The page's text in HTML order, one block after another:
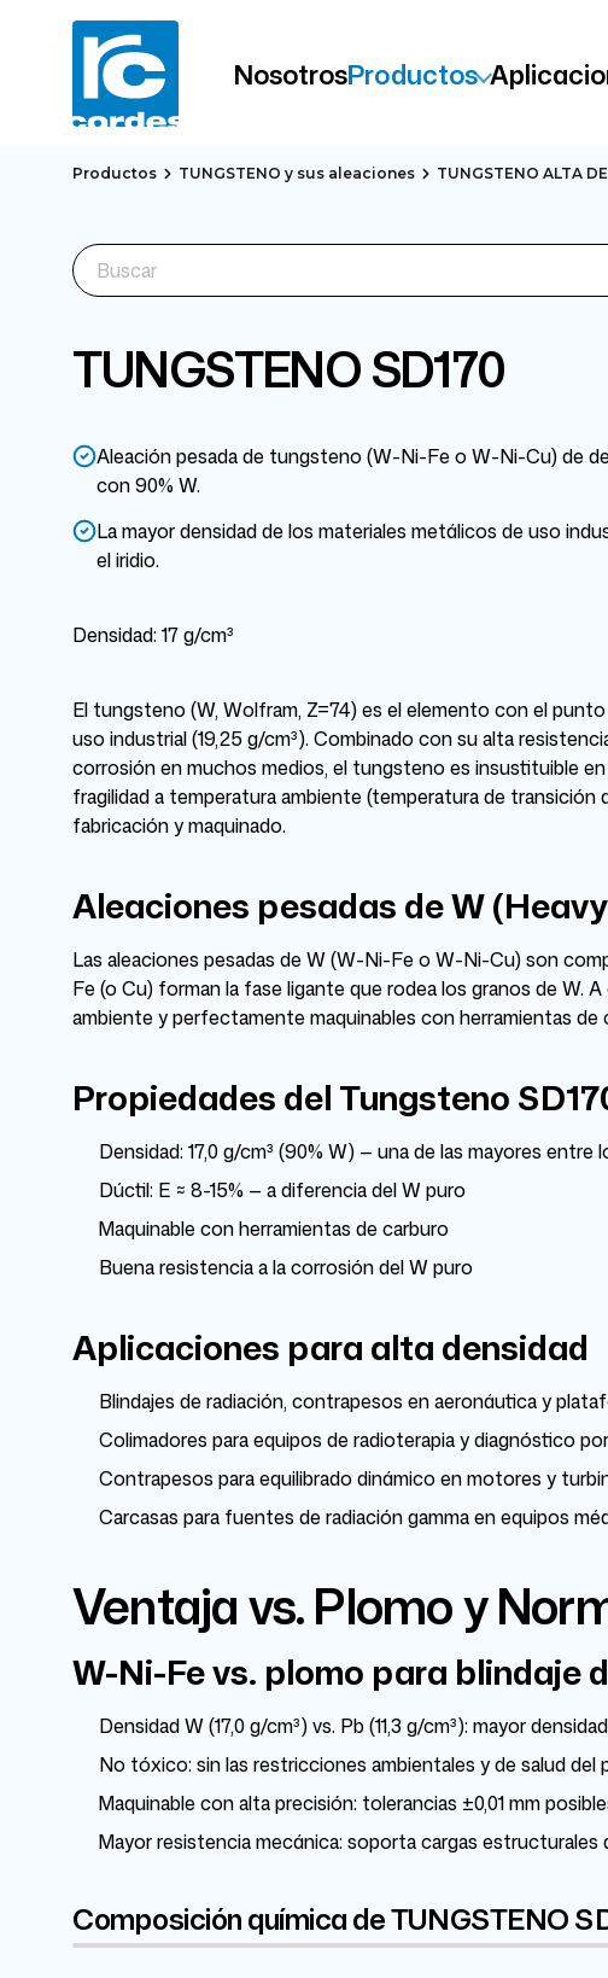
NosotrosProductos
Productos TUNGSTENO y sus aleaciones TUNGSTENO ALTA
TUNGSTENO SD170
Aleación pesada de tungsteno (W-Ni-Fe o W-Ni-Cu) de
con 90% W.
La mayor densidad de los materiales metálicos de uso
el iridio.
Densidad: 17 g/cm³
El tungsteno (W, Wolfram, Z=74) es el elemento con el
uso industrial (19,25 g/cm³). Combinado con su alta
corrosión en muchos medios, el tungsteno es insustituible
fragilidad a temperatura ambiente (temperatura de
fabricación y maquinado.
Aleaciones pesadas de W
Las aleaciones pesadas de W (W-Ni-Fe o W-Ni-Cu) son
Fe (o Cu) forman la fase ligante que rodea los granos de W.
ambiente y perfectamente maquinables con herramientas de
Propiedades del Tungsteno
Densidad: 17,0 g/cm³ (90% W) — una de las mayores entre
Dúctil: E ≈ 8-15% — a diferencia del W puro
Maquinable con herramientas de carburo
Buena resistencia a la corrosión del W puro
Aplicaciones para alta densidad
Blindajes de radiación, contrapesos en aeronáutica y
Colimadores para equipos de radioterapia y diagnóstico
Contrapesos para equilibrado dinámico en motores y
Carcasas para fuentes de radiación gamma en equipos
Ventaja vs. Plomo y
W-Ni-Fe vs. plomo para blindaje
Densidad W (17,0 g/cm³) vs. Pb (11,3 g/cm³): mayor
No tóxico: sin las restricciones ambientales y de salud del
Maquinable con alta precisión: tolerancias ±0,01 mm
Mayor resistencia mecánica: soporta cargas estructurales
Composición química de TUNGSTENO